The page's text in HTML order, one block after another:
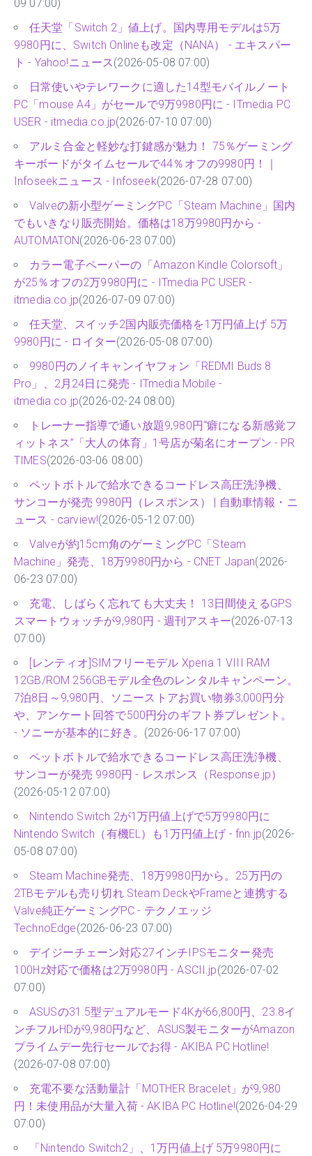
09 07:00)
任天堂「Switch 2」値上げ。国内専用モデルは5万
9980円に、Switch Onlineも改定（NANA） - エキスパー
ト - Yahoo!ニュース(2026-05-08 07:00)
日常使いやテレワークに適した14型モバイルノート
PC「mouse A4」がセールで9万9980円に - ITmedia PC
USER - itmedia.co.jp(2026-07-10 07:00)
アルミ合金と軽妙な打鍵感が魅力！ 75％ゲーミング
キーボードがタイムセールで44％オフの9980円！｜
Infoseekニュース - Infoseek(2026-07-28 07:00)
Valveの新小型ゲーミングPC「Steam Machine」国内
でもいきなり販売開始。価格は18万9980円から -
AUTOMATON(2026-06-23 07:00)
カラー電子ペーパーの「Amazon Kindle Colorsoft」
が25％オフの2万9980円に - ITmedia PC USER -
itmedia.co.jp(2026-07-09 07:00)
任天堂、スイッチ2国内販売価格を1万円値上げ 5万
9980円に - ロイター(2026-05-08 07:00)
9980円のノイキャンイヤフォン「REDMI Buds 8
Pro」、2月24日に発売 - ITmedia Mobile -
itmedia.co.jp(2026-02-24 08:00)
トレーナー指導で通い放題9,980円“癖になる新感覚フ
ィットネス”「大人の体育」1号店が菊名にオープン - PR
TIMES(2026-03-06 08:00)
ペットボトルで給水できるコードレス高圧洗浄機、
サンコーが発売 9980円（レスポンス） | 自動車情報・ニ
ュース - carview!(2026-05-12 07:00)
Valveが約15cm角のゲーミングPC「Steam
Machine」発売、18万9980円から - CNET Japan(2026-
06-23 07:00)
充電、しばらく忘れても大丈夫！ 13日間使えるGPS
スマートウォッチが9,980円 - 週刊アスキー(2026-07-13
07:00)
[レンティオ]SIMフリーモデル Xperia 1 VIII RAM
12GB/ROM 256GBモデル全色のレンタルキャンペーン。
7泊8日～9,980円、ソニーストアお買い物券3,000円分
や、アンケート回答で500円分のギフト券プレゼント。
- ソニーが基本的に好き。 (2026-06-17 07:00)
ペットボトルで給水できるコードレス高圧洗浄機、
サンコーが発売 9980円 - レスポンス（Response.jp）
(2026-05-12 07:00)
Nintendo Switch 2が1万円値上げで5万9980円に
Nintendo Switch（有機EL）も1万円値上げ - fnn.jp(2026-
05-08 07:00)
Steam Machine発売、18万9980円から。25万円の
2TBモデルも売り切れ Steam DeckやFrameと連携する
Valve純正ゲーミングPC - テクノエッジ
TechnoEdge(2026-06-23 07:00)
デイジーチェーン対応27インチIPSモニター発売
100Hz対応で価格は2万9980円 - ASCII.jp(2026-07-02
07:00)
ASUSの31.5型デュアルモード4Kが66,800円、23.8イ
ンチフルHDが9,980円など、ASUS製モニターがAmazon
プライムデー先行セールでお得 - AKIBA PC Hotline!
(2026-07-08 07:00)
充電不要な活動量計「MOTHER Bracelet」が9,980
円！未使用品が大量入荷 - AKIBA PC Hotline!(2026-04-29
07:00)
「Nintendo Switch2」、1万円値上げ 5万9980円に